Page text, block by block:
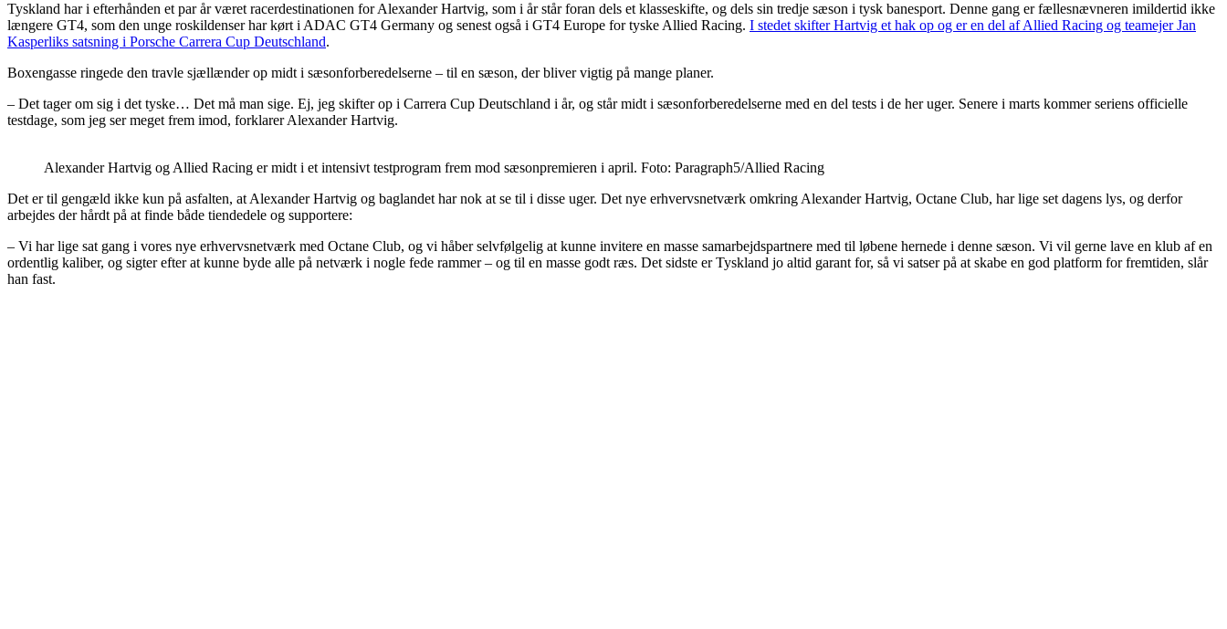
Tyskland har i efterhånden et par år været racerdestinationen for Alexander Hartvig, som i år står foran dels et klasseskifte, og dels sin tredje sæson i tysk banesport. Denne gang er fællesnævneren imildertid ikke
længere GT4, som den unge roskildenser har kørt i ADAC GT4 Germany og senest også i GT4 Europe for tyske Allied Racing. I stedet skifter Hartvig et hak op og er en del af Allied Racing og teamejer Jan
Kasperliks satsning i Porsche Carrera Cup Deutschland.
Boxengasse ringede den travle sjællænder op midt i sæsonforberedelserne – til en sæson, der bliver vigtig på mange planer.
– Det tager om sig i det tyske… Det må man sige. Ej, jeg skifter op i Carrera Cup Deutschland i år, og står midt i sæsonforberedelserne med en del tests i de her uger. Senere i marts kommer seriens officielle
testdage, som jeg ser meget frem imod, forklarer Alexander Hartvig.
Alexander Hartvig og Allied Racing er midt i et intensivt testprogram frem mod sæsonpremieren i april. Foto: Paragraph5/Allied Racing
Det er til gengæld ikke kun på asfalten, at Alexander Hartvig og baglandet har nok at se til i disse uger. Det nye erhvervsnetværk omkring Alexander Hartvig, Octane Club, har lige set dagens lys, og derfor
arbejdes der hårdt på at finde både tiendedele og supportere:
– Vi har lige sat gang i vores nye erhvervsnetværk med Octane Club, og vi håber selvfølgelig at kunne invitere en masse samarbejdspartnere med til løbene hernede i denne sæson. Vi vil gerne lave en klub af en
ordentlig kaliber, og sigter efter at kunne byde alle på netværk i nogle fede rammer – og til en masse godt ræs. Det sidste er Tyskland jo altid garant for, så vi satser på at skabe en god platform for fremtiden, slår
han fast.